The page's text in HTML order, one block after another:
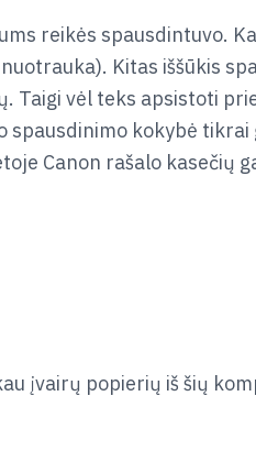
reikės spausdintuvo.
Kitas iššūkis
vėl teks apsistoti
kokybė
Canon rašalo
įvairų popierių iš šių